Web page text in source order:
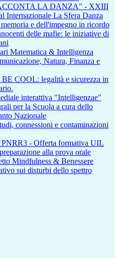
LA DANZA" - XXIII
Internazionale La Sfera Danza
e dell'impegno in ricordo
delle mafie: le iniziative di
Matematica & Intelligenza
Natura, Finanza e
COOL: legalità e sicurezza in
interattiva "Intelligenzae"
per la Scuola a cura dello
Nazionale
connessioni e contaminazioni
- Offerta formativa UIL
alla prova orale
Mindfulness & Benessere
sui disturbi dello spettro